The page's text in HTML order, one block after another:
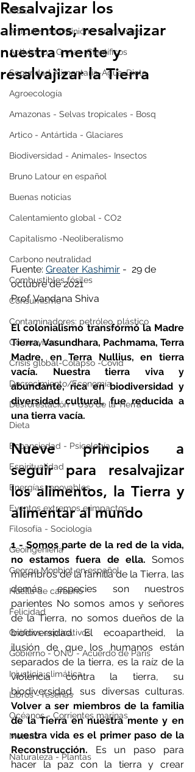
IPBES
Artículos de Opinión - Entrevistas
Activismo - Greta - Científicos
Seguridad Alimentaria-Agua-Dieta
Agroecología
Amazonas - Selvas tropicales - Bosq
Artico - Antártida - Glaciares
Biodiversidad - Animales- Insectos
Bruno Latour en español
Buenas noticias
Calentamiento global - CO2
Capitalismo -Neoliberalismo
Carbono neutralidad
Combustibles fósiles
Consumismo
Contaminadores: petróleo, plástico
Coronavirus
Crisis global-Colapso -Covid
Decrecimiento/Economía
Desforestación - Uso de la Tierra
Dieta
Ecoansiedad - Psicología
Espiritualidad
Energías renovables
Eventos extremos e impactos
Filosofía - Sociología
Geoingeniería
George Monbiot en español
Huella de carbono
Felicidad
Gráficos explicativos
Gobierno - ONU - Acuerdo de Paris
Injusticia climática
Libros - reseñas
Océanos - Corrientes marinas
Metano
Naturaleza - Plantas
Resalvajizar los
alimentos, resalvajizar
nuestra mente y
resalvajizar la Tierra
Fuente: Greater Kashimir -  29 de
octubre de 2021
Prof. Vandana Shiva
El colonialismo transformó la Madre
Tierra, Vasundhara, Pachmama, Terra
Madre, en Terra Nullius, en tierra
vacía. Nuestra tierra viva y
abundante, rica en biodiversidad y
diversidad cultural, fue reducida a
una tierra vacía.
Nueve principios a
seguir para resalvajizar
los alimentos, la Tierra y
alimentar al mundo
1 - Somos parte de la red de la vida,
no estamos fuera de ella. Somos
miembros de la familia de la Tierra, las
demás especies son nuestros
parientes No somos amos y señores
de la Tierra, no somos dueños de la
biodiversidad. El ecoapartheid, la
ilusión de que los humanos están
separados de la tierra, es la raíz de la
violencia contra la tierra, su
Volver a ser miembros de la familia
de la Tierra en nuestra mente y en
nuestra vida es el primer paso de la
Reconstrucción. Es un paso para
hacer la paz con la tierra y crear